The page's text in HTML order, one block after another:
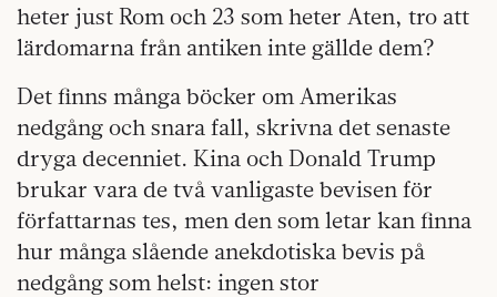
heter just Rom och 23 som heter Aten, tro att
lärdomarna från antiken inte gällde dem?
Det finns många böcker om Amerikas
nedgång och snara fall, skrivna det senaste
dryga decenniet. Kina och Donald Trump
brukar vara de två vanligaste bevisen för
författarnas tes, men den som letar kan finna
hur många slående anekdotiska bevis på
nedgång som helst: ingen stor